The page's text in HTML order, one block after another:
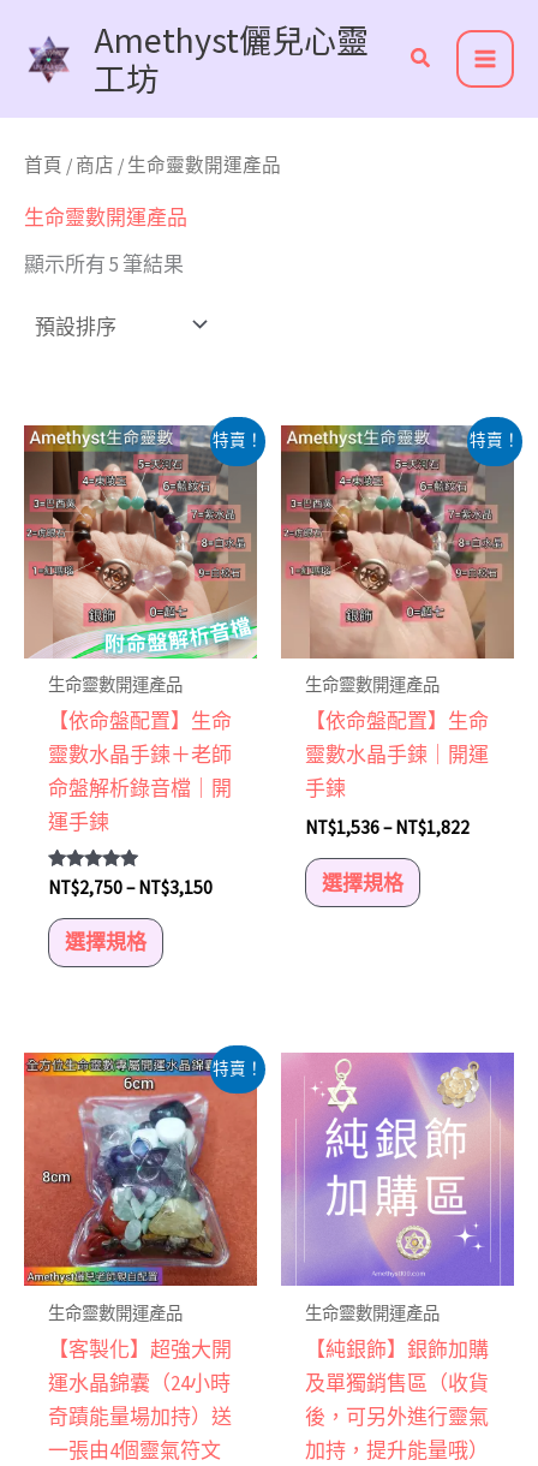
要
Amethyst儷兒心靈
工坊
首頁 / 商店 / 生命靈數開運產品
生命靈數開運產品
顯示所有 5 筆結果
特賣！
生命靈數開運產品
【依命盤配置】生命
靈數水晶手鍊＋老師
命盤解析錄音檔｜開
運手鍊
評分
5.00
滿分 5
NT$2,750–NT$3,150
選擇規格
此
產
品
有
多
種
款
式。
可
在
產
面
特賣！
生命靈數開運產品
【依命盤配置】生命
靈數水晶手鍊｜開運
手鍊
NT$1,536–NT$1,822
選擇規格
此
產
品
有
多
種
款
式。
可
在
頁
面
特賣！
生命靈數開運產品
【客製化】超強大開
運水晶錦囊（24小時
奇蹟能量場加持）送
一張由4個靈氣符文
原
始
價
格：
NT$1,200。
目
前
價
格：
NT$600。
生命靈數開運產品
【純銀飾】銀飾加購
及單獨銷售區（收貨
後，可另外進行靈氣
加持，提升能量哦）
此
產
品
多
種
款
式。
可
在
產
品